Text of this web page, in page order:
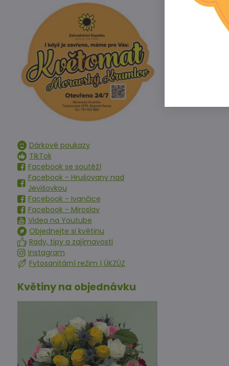
Dárkové poukazy
TikTok
Facebook se soutěží
Facebook - Hrušovany nad
Jevišovkou
Facebook - Ivančice
Facebook - Miroslav
Videa na Youtube
Objednejte si květinu
Rady, tipy a zajímavosti
Instagram
Fytosanitární režim | ÚKZÚZ
Květiny na objednávku